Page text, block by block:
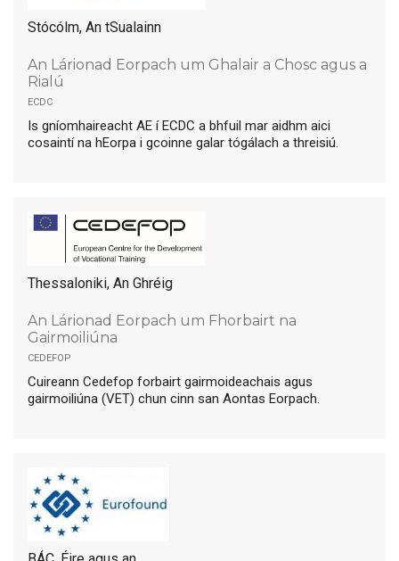
Stócólm, An tSualainn
An Lárionad Eorpach um Ghalair a Chosc agus a
Rialú
ecdc
Is gníomhaireacht AE í ECDC a bhfuil mar aidhm aici
cosaintí na hEorpa i gcoinne galar tógálach a threisiú.
Thessaloniki, An Ghréig
An Lárionad Eorpach um Fhorbairt na
Gairmoiliúna
cedefop
Cuireann Cedefop forbairt gairmoideachais agus
gairmoiliúna (VET) chun cinn san Aontas Eorpach.